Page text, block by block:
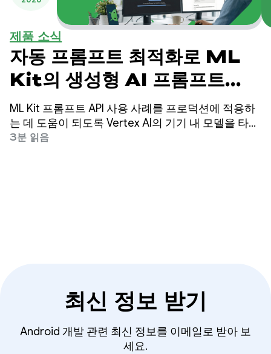
제품 소식
자동 프롬프트 최적화로 ML
Kit의 생성형 AI 프롬프트
API의 품질을 높이는 방법
ML Kit 프롬프트 API 사용 사례를 프로덕션에 적용하
는 데 도움이 되도록 Vertex AI의 기기 내 모델을 타겟
팅하는 자동 프롬프트 최적화 (APO)가 출시됩니다.
3분 읽음
최신 정보 받기
Android 개발 관련 최신 정보를 이메일로 받아 보
세요.